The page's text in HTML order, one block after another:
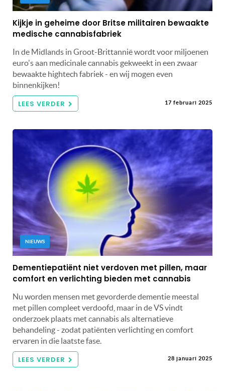
Kijkje in geheime door Britse militairen bewaakte
medische cannabisfabriek
In de Midlands in Groot-Brittannië wordt voor miljoenen
euro's aan medicinale cannabis gekweekt in een zwaar
bewaakte hightech fabriek - en wij mogen even
binnenkijken!
LEES VERDER 17 februari 2025
NIEUWS
Dementiepatiënt niet verdoven met pillen, maar
comfort en verlichting bieden met cannabis
Nu worden mensen met gevorderde dementie meestal
met pillen compleet verdoofd, maar in de VS vindt
onderzoek plaats met cannabis als alternatieve
behandeling - zodat patiënten verlichting en comfort
ervaren in die laatste fase.
LEES VERDER 28 januari 2025